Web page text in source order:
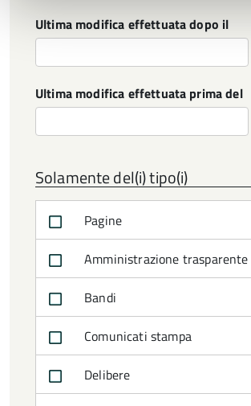
Ultima modifica effettuata dopo il
Ultima modifica effettuata prima del
Solamente del(i) tipo(i)
Pagine
Amministrazione trasparente
Bandi
Comunicati stampa
Delibere